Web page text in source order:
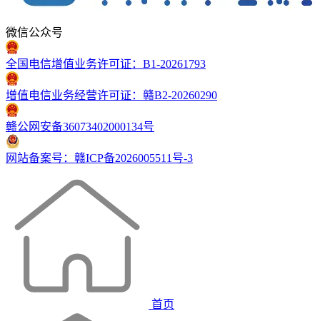
微信公众号
全国电信增值业务许可证：B1-20261793
增值电信业务经营许可证：赣B2-20260290
赣公网安备36073402000134号
网站备案号：赣ICP备2026005511号-3
首页